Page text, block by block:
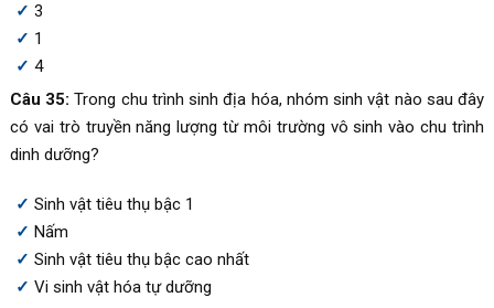
3
1
4
Câu 35: Trong chu trình sinh địa hóa, nhóm sinh vật nào sau đây
có vai trò truyền năng lượng từ môi trường vô sinh vào chu trình
dinh dưỡng?
Sinh vật tiêu thụ bậc 1
Nấm
Sinh vật tiêu thụ bậc cao nhất
Vi sinh vật hóa tự dưỡng